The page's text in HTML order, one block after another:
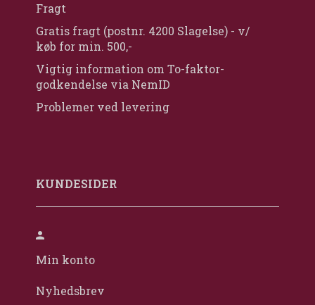
Fragt
Gratis fragt (postnr. 4200 Slagelse) - v/
køb for min. 500,-
Vigtig information om To-faktor-
godkendelse via NemID
Problemer ved levering
KUNDESIDER
Min konto
Nyhedsbrev